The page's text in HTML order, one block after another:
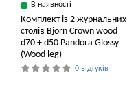
В наявності
Комплект із 2 журнальних
столів Bjorn Crown wood
d70 + d50 Pandora Glossy
(Wood leg)
0 відгуків